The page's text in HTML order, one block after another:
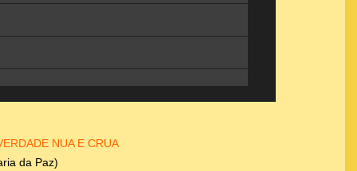
NUA E CRUA
da Paz)